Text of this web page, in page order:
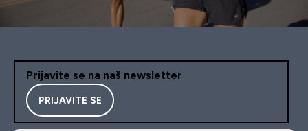
Prijavite se na naš newsletter
PRIJAVITE SE